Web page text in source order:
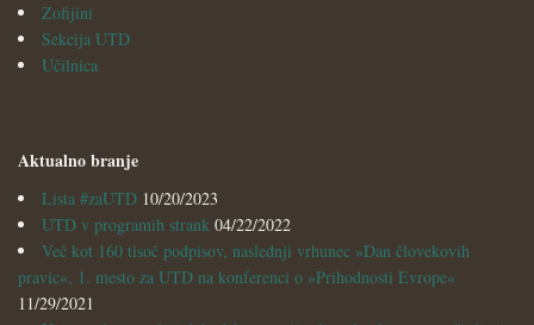
Zofijini
Sekcija UTD
Učilnica
Aktualno branje
Lista #zaUTD 10/20/2023
UTD v programih strank 04/22/2022
Več kot 160 tisoč podpisov, naslednji vrhunec »Dan človekovih
pravic«, 1. mesto za UTD na konferenci o »Prihodnosti Evrope«
11/29/2021